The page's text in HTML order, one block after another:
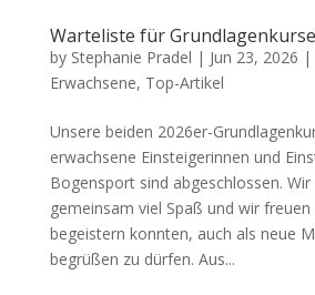
Warteliste für
by Stephanie Pradel | Jun 23, 2026 |
Erwachsene, Top-Artikel
Unsere beiden 2026er-
erwachsene Einsteigerinnen und
Bogensport sind abgeschlossen.
gemeinsam viel Spaß und wir
begeistern konnten, auch als neue
begrüßen zu dürfen. Aus...